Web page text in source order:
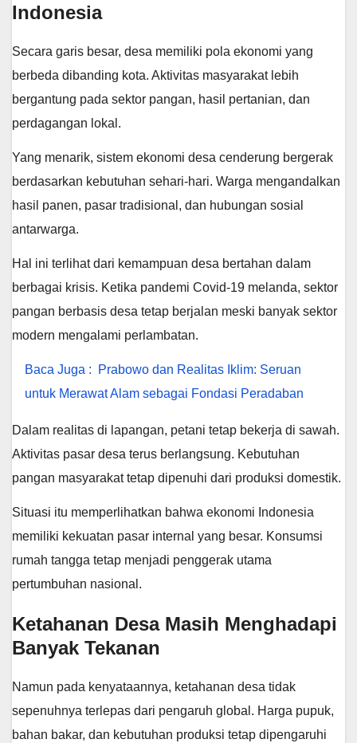
Indonesia
Secara garis besar, desa memiliki pola ekonomi yang
berbeda dibanding kota. Aktivitas masyarakat lebih
bergantung pada sektor pangan, hasil pertanian, dan
perdagangan lokal.
Yang menarik, sistem ekonomi desa cenderung bergerak
berdasarkan kebutuhan sehari-hari. Warga mengandalkan
hasil panen, pasar tradisional, dan hubungan sosial
antarwarga.
Hal ini terlihat dari kemampuan desa bertahan dalam
berbagai krisis. Ketika pandemi Covid-19 melanda, sektor
pangan berbasis desa tetap berjalan meski banyak sektor
modern mengalami perlambatan.
Baca Juga :
Prabowo dan Realitas Iklim: Seruan
untuk Merawat Alam sebagai Fondasi Peradaban
Dalam realitas di lapangan, petani tetap bekerja di sawah.
Aktivitas pasar desa terus berlangsung. Kebutuhan
pangan masyarakat tetap dipenuhi dari produksi domestik.
Situasi itu memperlihatkan bahwa ekonomi Indonesia
memiliki kekuatan pasar internal yang besar. Konsumsi
rumah tangga tetap menjadi penggerak utama
pertumbuhan nasional.
Ketahanan Desa Masih Menghadapi
Banyak Tekanan
Namun pada kenyataannya, ketahanan desa tidak
sepenuhnya terlepas dari pengaruh global. Harga pupuk,
bahan bakar, dan kebutuhan produksi tetap dipengaruhi